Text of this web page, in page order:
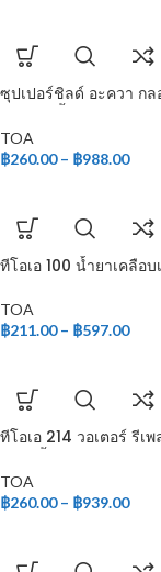
ซุปเปอร์ชิลด์ อะควา กล
TOA
฿260.00 – ฿988.00
ทีโอเอ 100 น้ำยาเคลือ
TOA
฿211.00 – ฿597.00
ทีโอเอ 214 วอเตอร์ รีเ
TOA
฿260.00 – ฿939.00